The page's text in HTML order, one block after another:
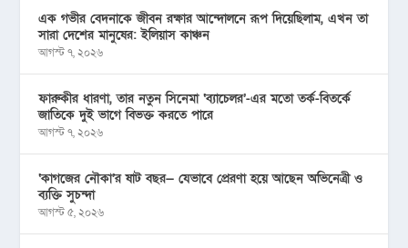
এক গভীর বেদনাকে জীবন রক্ষার আন্দোলনে রূপ দিয়েছিলাম, এখন তা
সারা দেশের মানুষের: ইলিয়াস কাঞ্চন
আগস্ট ৭, ২০২৬
ফারুকীর ধারণা, তার নতুন সিনেমা ‘ব্যাচেলর’-এর মতো তর্ক-বিতর্কে
জাতিকে দুই ভাগে বিভক্ত করতে পারে
আগস্ট ৭, ২০২৬
‘কাগজের নৌকা’র ষাট বছর— যেভাবে প্রেরণা হয়ে আছেন অভিনেত্রী ও
ব্যক্তি সুচন্দা
আগস্ট ৫, ২০২৬